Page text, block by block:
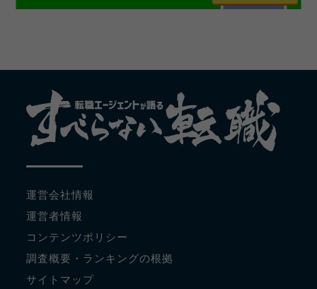
運営会社情報
運営者情報
コンテンツポリシー
調査概要・ランキングの根拠
サイトマップ